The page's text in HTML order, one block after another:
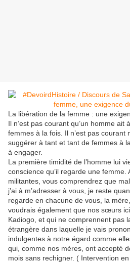
La libération de la femme : une
Il n’est pas courant qu’un homme ait
femmes à la fois. Il n’est pas courant
suggérer à tant et tant de femmes à
à engager.
La première timidité de l’homme lui
conscience qu’il regarde une femme.
militantes, vous comprendrez que
j’ai à m’adresser à vous, je reste
regarde en chacune de vous, la
voudrais également que nos sœurs
Kadiogo, et qui ne comprennent pas
étrangère dans laquelle je vais
indulgentes à notre égard comme
qui, comme nos mères, ont accepté
mois sans rechigner. ( Intervention